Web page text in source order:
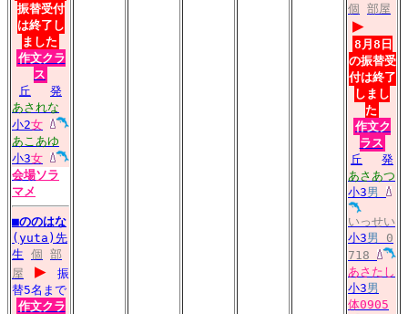
振替受付
は終了し
ました
作文クラ
ス
丘
発
あされな
小2女
あこあゆ
小3女
会場ソラ
マメ
■ののはな
(yuta)先
生 個 部
屋
▶
振
替5名まで
作文クラ
個 部屋
▶
8月8日
の振替受
付は終了
しまし
た
作文ク
ラス
丘
発
あさあつ
小3男
いっせい
小3男
0
718
あさたし
小3男
体0905